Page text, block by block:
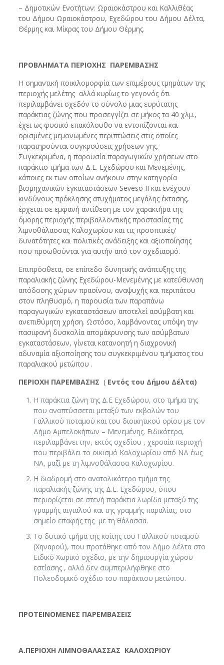
– Δημοτικών Ενοτήτων: Ωραιοκάστρου και Καλλιθέας
του Δήμου Ωραιοκάστρου, Εχεδώρου του Δήμου Δέλτα,
Θέρμης και Μίκρας του Δήμου Θέρμης.
ΠΡΟΒΛΗΜΑΤΑ ΠΕΡΙΟΧΗΣ ΠΑΡΕΜΒΑΣΗΣ
Η σημαντική ποικιλομορφία των επιμέρους τμημάτων της
περιοχής μελέτης αλλά κυρίως το γεγονός ότι
περιλαμβάνει σχεδόν το σύνολο μιας ευρύτατης
παράκτιας ζώνης που προσεγγίζει σε μήκος τα 40 χλμ.,
έχει ως φυσικό επακόλουθο να εντοπίζονται και
ορισμένες μεμονωμένες περιπτώσεις στις οποίες
παρατηρούνται συγκρούσεις χρήσεων γης.
Συγκεκριμένα, η παρουσία παραγωγικών χρήσεων στο
παράκτιο τμήμα των Δ.Ε. Εχεδώρου και Μενεμένης,
κάποιες εκ των οποίων ανήκουν στην κατηγορία
βιομηχανικών εγκαταστάσεων Seveso II και ενέχουν
κινδύνους πρόκλησης ατυχήματος μεγάλης έκτασης,
έρχεται σε εμφανή αντίθεση με τον χαρακτήρα της
όμορης περιοχής περιβαλλοντικής προστασίας της
λιμνοθάλασσας Καλοχωρίου και τις προοπτικές/
δυνατότητες και πολιτικές ανάδειξης και αξιοποίησης
που προωθούνται για αυτήν από τον σχεδιασμό.
Επιπρόσθετα, σε επίπεδο δυνητικής ανάπτυξης της
παραλιακής ζώνης Εχεδώρου-Μενεμένης με κατεύθυνση
απόδοσης χώρων πρασίνου, αναψυχής και περιπάτου
στον πληθυσμό, η παρουσία των παραπάνω
παραγωγικών εγκαταστάσεων αποτελεί ασύμβατη και
ανεπιθύμητη χρήση. Ωστόσο, λαμβάνοντας υπόψη την
πασιφανή δυσκολία απομάκρυνσης των ασύμβατων
εγκαταστάσεων, γίνεται κατανοητή η διαχρονική
αδυναμία αξιοποίησης του συγκεκριμένου τμήματος του
παραλιακού μετώπου .
ΠΕΡΙΟΧΗ ΠΑΡΕΜΒΑΣΗΣ ( Εντός του Δήμου Δέλτα)
Η παράκτια ζώνη της Δ.Ε Εχεδώρου, στο τμήμα της
που αναπτύσσεται μεταξύ των εκβολών του
Γαλλικού ποταμού και του διοικητικού ορίου με τον
Δήμο Αμπελοκήπων – Μενεμένης. Ειδικότερα,
περιλαμβάνει την, εκτός σχεδίου , χερσαία περιοχή
που περιβάλει το οικισμό Καλοχωρίου από ΝΔ έως
ΝΑ, μαζί με τη λιμνοθάλασσα Καλοχωρίου.
Η διαδρομή στο ανατολικότερο τμήμα της
παραλιακής ζώνης της Δ.Ε. Εχεδώρου, όπου
περιορίζεται σε στενή παράκτια λωρίδα μεταξύ της
γραμμής αιγιαλού και της γραμμής παραλίας, στο
σημείο επαφής της με τη θάλασσα.
Το δυτικό τμήμα της κοίτης του Γαλλικού ποταμού
(Χηναρού), που προτάθηκε από τον Δήμο Δέλτα στο
Ειδικό Χωρικό σχέδιο, με την δημιουργία χώρου
εστίασης , αλλά δεν συμπεριλήφθηκε στο
Πολεοδομικό σχέδιο του παράκτιου μετώπου.
ΠΡΟΤΕΙΝΟΜΕΝΕΣ ΠΑΡΕΜΒΑΣΕΙΣ
Α.ΠΕΡΙΟΧΗ ΛΙΜΝΟΘΑΛΑΣΣΑΣ ΚΑΛΟΧΩΡΙΟΥ